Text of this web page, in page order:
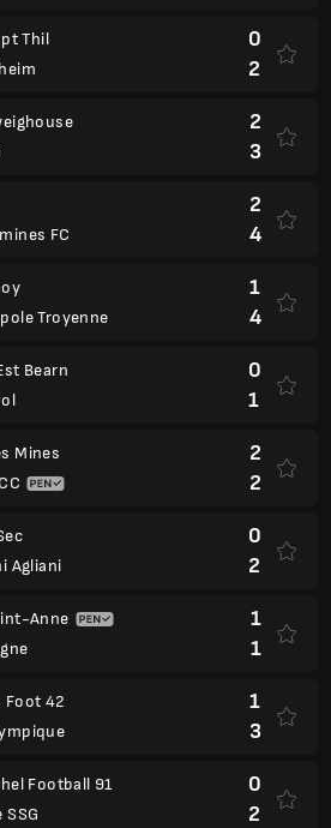
Thil
0
2
2
3
FC
2
4
Troyenne
1
4
Bearn
0
1
Mines
2
2
Agliani
0
2
Anne
1
1
Foot 42
1
3
Football 91
SSG
0
2